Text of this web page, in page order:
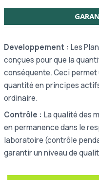
Developpement : Les
conçues pour que la
conséquente. Ceci
quantité en principes
ordinaire.
Contrôle : La qualité des
en permanence dans le
laboratoire (contrôle
garantir un niveau de